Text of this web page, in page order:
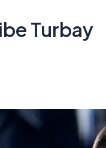
Turbay